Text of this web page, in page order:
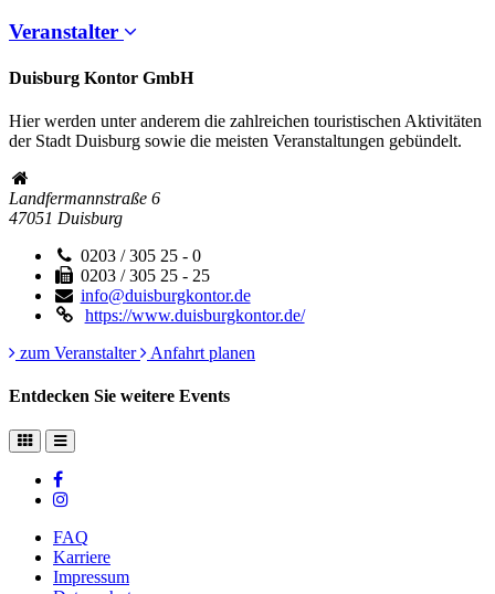
Veranstalter
Duisburg Kontor GmbH
Hier werden unter anderem die zahlreichen touristischen Aktivitäten
der Stadt Duisburg sowie die meisten Veranstaltungen gebündelt.
Landfermannstraße 6
47051 Duisburg
0203 / 305 25 - 0
0203 / 305 25 - 25
info@duisburgkontor.de
https://www.duisburgkontor.de/
zum Veranstalter
Anfahrt planen
Entdecken Sie weitere Events
FAQ
Karriere
Impressum